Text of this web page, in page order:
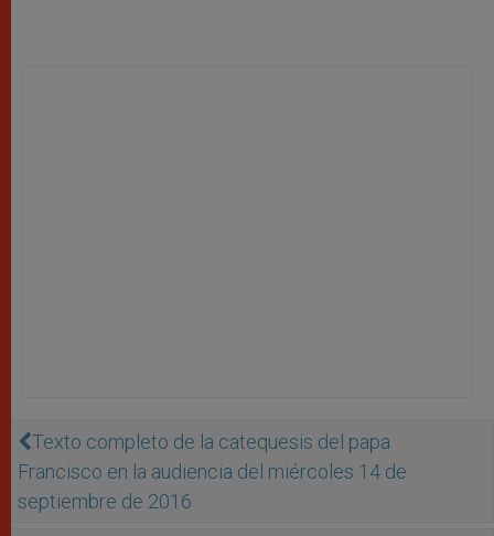
Texto completo de la catequesis del papa
Francisco en la audiencia del miércoles 14 de
septiembre de 2016